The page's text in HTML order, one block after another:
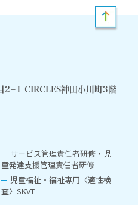
2−1 CIRCLES神田小川町3階
サービス管理責任者研修・児
童発達支援管理責任者研修
児童福祉‧福祉専用〈適性検
査〉SKVT